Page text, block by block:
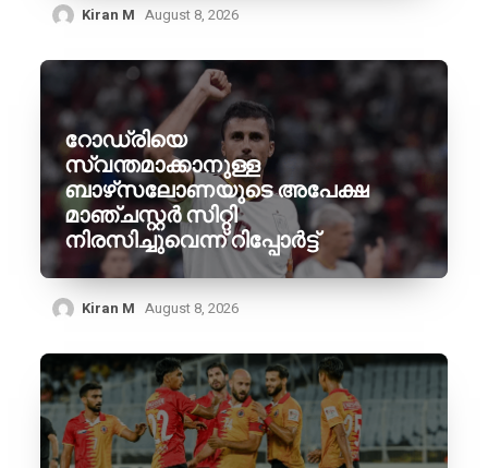
Kiran M August 8, 2026
റോഡ്രിയെ
സ്വന്തമാക്കാനുള്ള
ബാഴ്‌സലോണയുടെ അപേക്ഷ
മാഞ്ചസ്റ്റർ സിറ്റി
നിരസിച്ചുവെന്ന് റിപ്പോർട്ട്
Kiran M August 8, 2026